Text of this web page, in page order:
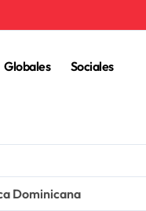
Globales Sociales
Dominicana